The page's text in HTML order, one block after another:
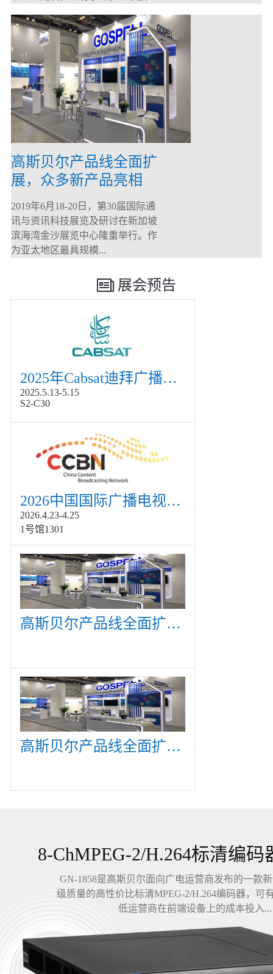
高斯贝尔产品线全面扩
展，众多新产品亮相
CommunicAsia 2019
2019年6月18-20日，第30届国际通
讯与资讯科技展览及研讨在新加坡
滨海湾金沙展览中心隆重举行。作
为亚太地区最具规模...
展会预告
2025年Cabsat迪拜广播电视展
2025.5.13-5.15
S2-C30
2026中国国际广播电视信息网络展览会展
2026.4.23-4.25
1号馆1301
高斯贝尔产品线全面扩展，众多新产品亮相CommunicAsia 2019
高斯贝尔产品线全面扩展，众多新产品亮相CommunicAsia 2019
8-ChMPEG-2/H.264标清编码
GN-1858是高斯贝尔面向广电运营商发布的一款
级质量的高性价比标清MPEG-2/H.264编码器，可
低运营商在前端设备上的成本投入...